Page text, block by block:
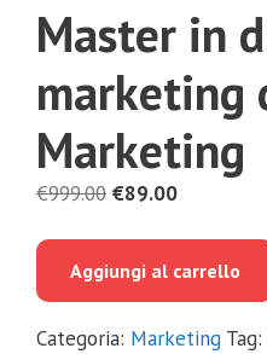
Master in
marketing
Marketing
€999.00 Il
era:
€89.00Il
è:
Aggiungi al carrello
Categoria: Marketing Tag: